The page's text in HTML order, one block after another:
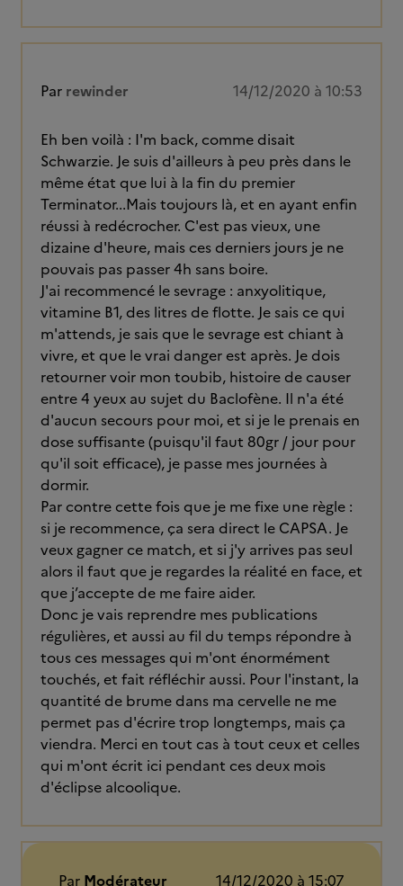
Par rewinder 14/12/2020 à 10:53
Eh ben voilà : I'm back, comme disait
Schwarzie. Je suis d'ailleurs à peu près dans le
même état que lui à la fin du premier
Terminator...Mais toujours là, et en ayant enfin
réussi à redécrocher. C'est pas vieux, une
dizaine d'heure, mais ces derniers jours je ne
pouvais pas passer 4h sans boire.
J'ai recommencé le sevrage : anxyolitique,
vitamine B1, des litres de flotte. Je sais ce qui
m'attends, je sais que le sevrage est chiant à
vivre, et que le vrai danger est après. Je dois
retourner voir mon toubib, histoire de causer
entre 4 yeux au sujet du Baclofène. Il n'a été
d'aucun secours pour moi, et si je le prenais en
dose suffisante (puisqu'il faut 80gr / jour pour
qu'il soit efficace), je passe mes journées à
dormir.
Par contre cette fois que je me fixe une règle :
si je recommence, ça sera direct le CAPSA. Je
veux gagner ce match, et si j'y arrives pas seul
alors il faut que je regardes la réalité en face, et
que j’accepte de me faire aider.
Donc je vais reprendre mes publications
régulières, et aussi au fil du temps répondre à
tous ces messages qui m'ont énormément
touchés, et fait réfléchir aussi. Pour l'instant, la
quantité de brume dans ma cervelle ne me
permet pas d'écrire trop longtemps, mais ça
viendra. Merci en tout cas à tout ceux et celles
qui m'ont écrit ici pendant ces deux mois
d'éclipse alcoolique.
Par Modérateur 14/12/2020 à 15:07